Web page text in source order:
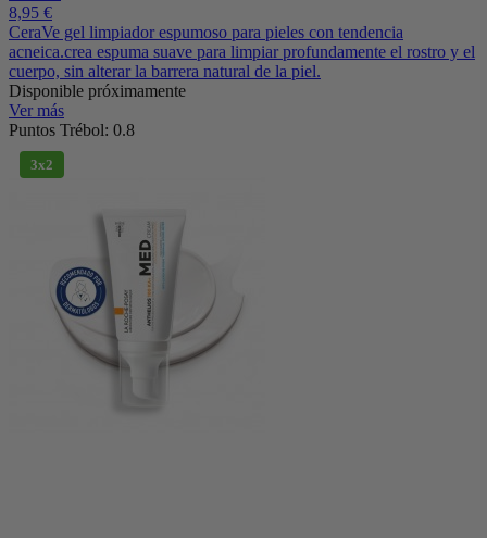
8,95 €
CeraVe gel limpiador espumoso para pieles con tendencia
acneica.crea espuma suave para limpiar profundamente el rostro y el
cuerpo, sin alterar la barrera natural de la piel.
Disponible próximamente
Ver más
Puntos Trébol: 0.8
3x2